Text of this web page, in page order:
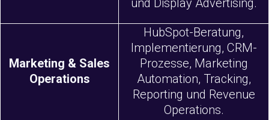
und Display Advertising.
Marketing & Sales
Operations
HubSpot-Beratung,
Implementierung, CRM-
Prozesse, Marketing
Automation, Tracking,
Reporting und Revenue
Operations.